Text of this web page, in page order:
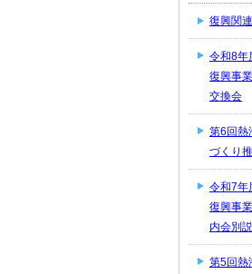
復興関連
令和8年
復興事
交換会
第6回熱
づくり
令和7年
復興事
内会別
第5回熱